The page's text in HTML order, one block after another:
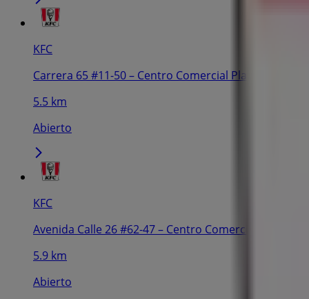
KFC
Carrera 65 #11-50 – Centro Comercial Plaza Central,
5.5 km
Abierto
KFC
Avenida Calle 26 #62-47 – Centro Comercial Gran
5.9 km
Abierto